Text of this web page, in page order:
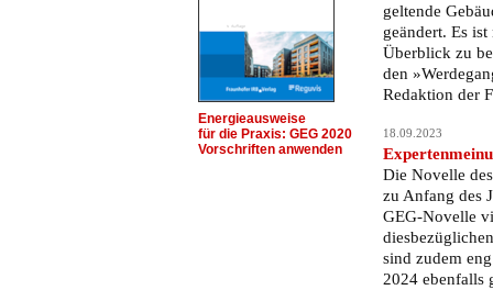
Energieausweise
für die Praxis: GEG 2020
Vorschriften anwenden
geltende
geändert. Es
Überblick zu
den
Redaktion der
18.09.2023
Die Novelle
zu Anfang des
GEG-Novelle
sind zudem
2024 ebenfalls